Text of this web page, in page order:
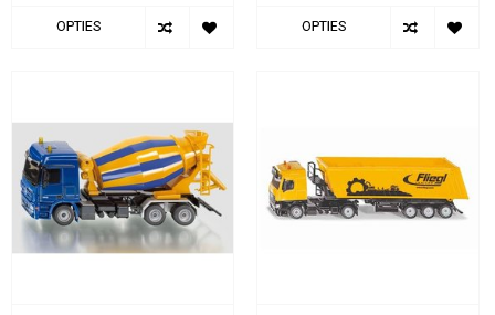
OPTIES OPTIES